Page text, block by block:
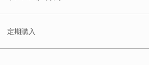
定期購入